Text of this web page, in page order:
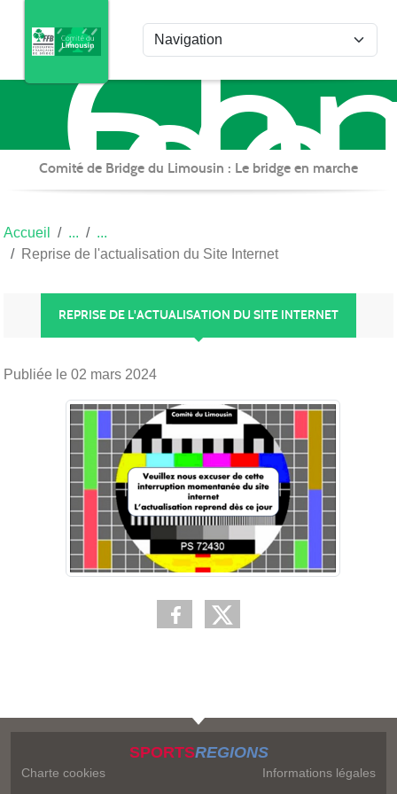
de
du
Comité de Bridge du Limousin : Le bridge en marche
Accueil
Reprise de l'actualisation du Site Internet
REPRISE DE L'ACTUALISATION DU SITE INTERNET
Publiée le 02 mars 2024
SPORTSREGIONS
Charte cookies
Informations légales